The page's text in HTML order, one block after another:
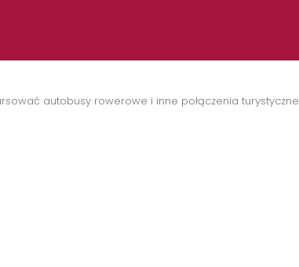
autobusy rowerowe i inne połączenia turystyczne